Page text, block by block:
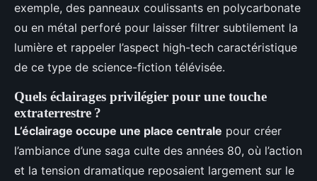
exemple, des panneaux coulissants en polycarbonate
ou en métal perforé pour laisser filtrer subtilement la
lumière et rappeler l’aspect high-tech caractéristique
de ce type de science-fiction télévisée.
Quels éclairages privilégier pour une touche
extraterrestre ?
L’éclairage occupe une place centrale pour créer
l’ambiance d’une saga culte des années 80, où l’action
et la tension dramatique reposaient largement sur le